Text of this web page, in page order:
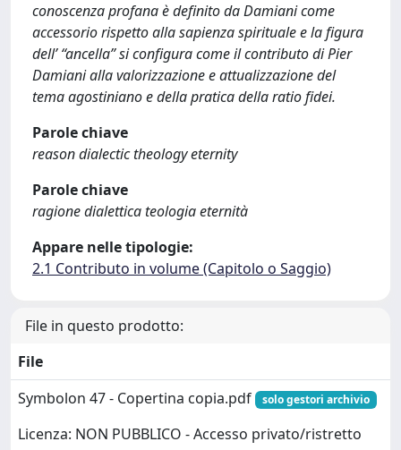
conoscenza profana è definito da Damiani come
accessorio rispetto alla sapienza spirituale e la figura
dell’ “ancella” si configura come il contributo di Pier
Damiani alla valorizzazione e attualizzazione del
tema agostiniano e della pratica della ratio fidei.
Parole chiave
reason dialectic theology eternity
Parole chiave
ragione dialettica teologia eternità
Appare nelle tipologie:
2.1 Contributo in volume (Capitolo o Saggio)
File in questo prodotto:
File
Symbolon 47 - Copertina copia.pdf
solo gestori archivio
Licenza: NON PUBBLICO - Accesso privato/ristretto